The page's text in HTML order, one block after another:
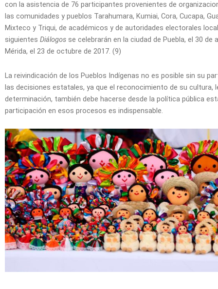
con la asistencia de 76 participantes provenientes de
las comunidades y pueblos Tarahumara, Kumiai, Cora, Cucapa,
Mixteco y Triqui, de académicos y de autoridades electorales
siguientes Diálogos se celebrarán en la ciudad de Puebla, el 30 de
Mérida, el 23 de octubre de 2017. (9)
La reivindicación de los Pueblos Indígenas no es posible sin su
las decisiones estatales, ya que el reconocimiento de su cultura,
determinación, también debe hacerse desde la política pública
participación en esos procesos es indispensable.